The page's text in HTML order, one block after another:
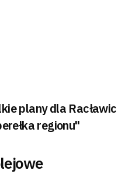
plany dla Racławic
regionu"